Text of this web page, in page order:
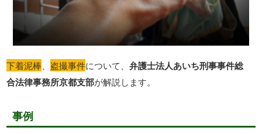
下着泥棒、 盗撮事件について、弁護士法人あいち刑事事件総
合法律事務所京都支部が解説します。
事例